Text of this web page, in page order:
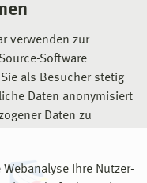
verwenden zur
Software
als Besucher stetig
Daten anonymisiert
Daten zu
Ihre Nutzer-